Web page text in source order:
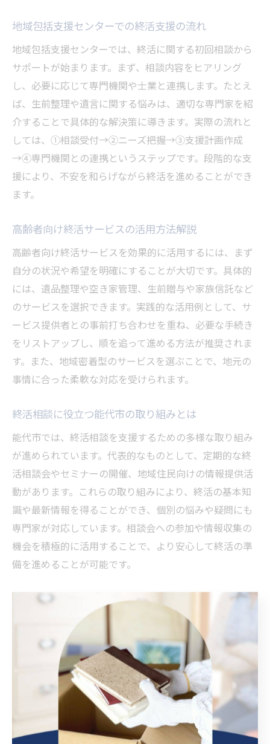
地域包括支援センターでの終活支援の流れ
地域包括支援センターでは、終活に関する初回相談から
サポートが始まります。まず、相談内容をヒアリング
し、必要に応じて専門機関や士業と連携します。たとえ
ば、生前整理や遺言に関する悩みは、適切な専門家を紹
介することで具体的な解決策に導きます。実際の流れと
しては、①相談受付→②ニーズ把握→③支援計画作成
→④専門機関との連携というステップです。段階的な支
援により、不安を和らげながら終活を進めることができ
ます。
高齢者向け終活サービスの活用方法解説
高齢者向け終活サービスを効果的に活用するには、まず
自分の状況や希望を明確にすることが大切です。具体的
には、遺品整理や空き家管理、生前贈与や家族信託など
のサービスを選択できます。実践的な活用例として、サ
ービス提供者との事前打ち合わせを重ね、必要な手続き
をリストアップし、順を追って進める方法が推奨されま
す。また、地域密着型のサービスを選ぶことで、地元の
事情に合った柔軟な対応を受けられます。
終活相談に役立つ能代市の取り組みとは
能代市では、終活相談を支援するための多様な取り組み
が進められています。代表的なものとして、定期的な終
活相談会やセミナーの開催、地域住民向けの情報提供活
動があります。これらの取り組みにより、終活の基本知
識や最新情報を得ることができ、個別の悩みや疑問にも
専門家が対応しています。相談会への参加や情報収集の
機会を積極的に活用することで、より安心して終活の準
備を進めることが可能です。
不安を減らす終活相談の活用ポイ
ント
終活相談を活用するメリットと流れ
終活相談を活用する大きなメリットは、専門家の知識と
地域に根ざしたサポートを受けられる点にあります。終